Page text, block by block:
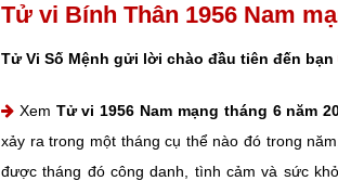
Tử vi Bính Thân 1956 Nam
Tử Vi Số Mệnh gửi lời chào đầu tiên đến bạn
Xem Tử vi 1956 Nam mạng tháng 6 năm
xảy ra trong một tháng cụ thể nào đó trong
được tháng đó công danh, tình cảm và sức